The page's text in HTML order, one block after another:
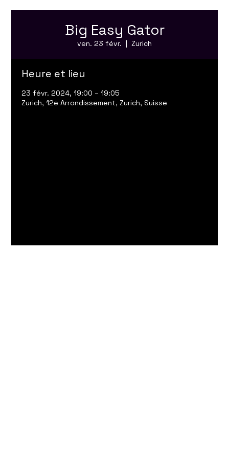
Big Easy Gator
ven. 23 févr.
  |
Zurich
Heure et lieu
23 févr. 2024, 19:00 – 19:05
Zurich, 12e Arrondissement, Zurich, Suisse